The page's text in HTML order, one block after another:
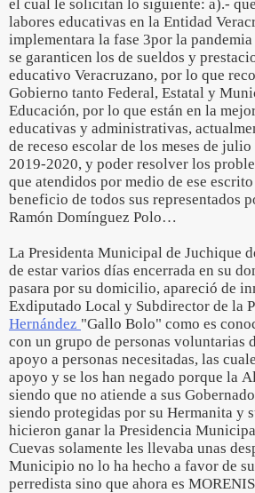
el cual le solicitan lo siguiente: a).-
labores educativas en la Entidad
implementara la fase 3por la
se garanticen los de sueldos y
educativo Veracruzano, por lo que
Gobierno tanto Federal, Estatal y
Educación, por lo que están en la
educativas y administrativas,
de receso escolar de los meses de
2019-2020, y poder resolver los
que atendidos por medio de ese
beneficio de todos sus representados
Ramón Domínguez Polo…
La Presidenta Municipal de Juchique
de estar varios días encerrada en su
pasara por su domicilio, apareció de
Exdiputado Local y Subdirector de la
Hernández "Gallo Bolo" como es
con un grupo de personas voluntarias
apoyo a personas necesitadas, las
apoyo y se los han negado porque la
siendo que no atiende a sus
siendo protegidas por su Hermanita y
hicieron ganar la Presidencia
Cuevas solamente les llevaba unas
Municipio no lo ha hecho a favor de
perredista sino que ahora es